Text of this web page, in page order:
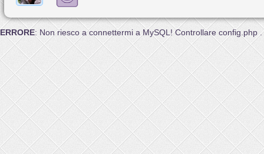
ERRORE: Non riesco a connettermi a MySQL! Controllare config.php .